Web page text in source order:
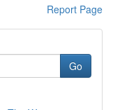
Report Page
Go